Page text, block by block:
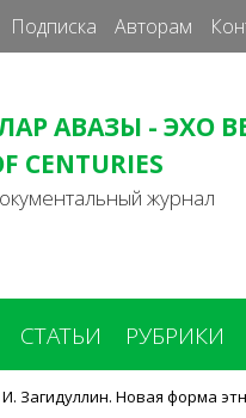
Подписка Авторам
АВАЗЫ - ЭХО
CENTURIES
журнал
СТАТЬИ РУБРИКИ
И. Загидуллин. Новая форма